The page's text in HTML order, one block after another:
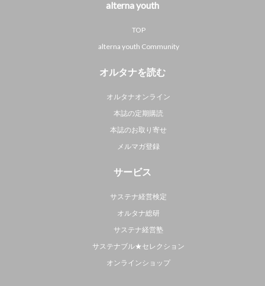
alterna youth
TOP
alterna youth Community
オルタナを読む
オルタナオンライン
本誌の定期購読
本誌のお取り寄せ
メルマガ登録
サービス
サステナ経営検定
オルタナ総研
サステナ経営塾
サステナブル★セレクション
オンラインショップ